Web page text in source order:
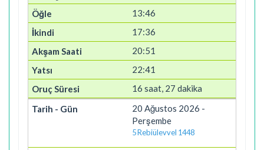
13:46
17:36
20:51
22:41
16 saat, 27 dakika
20 Ağustos 2026 -
Perşembe
5 Rebiülevvel 1448